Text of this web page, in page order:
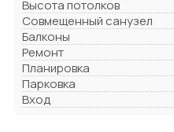
Высота потолков
Совмещенный санузел
Балконы
Ремонт
Планировка
Парковка
Вход